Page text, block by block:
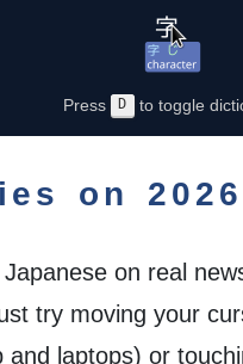
Press D to toggle
on
on real
try moving your
and laptops) or